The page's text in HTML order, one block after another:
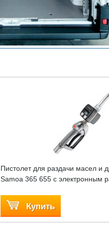
Пистолет для раздачи масел и
Samoa 365 655 с электронным
Купить